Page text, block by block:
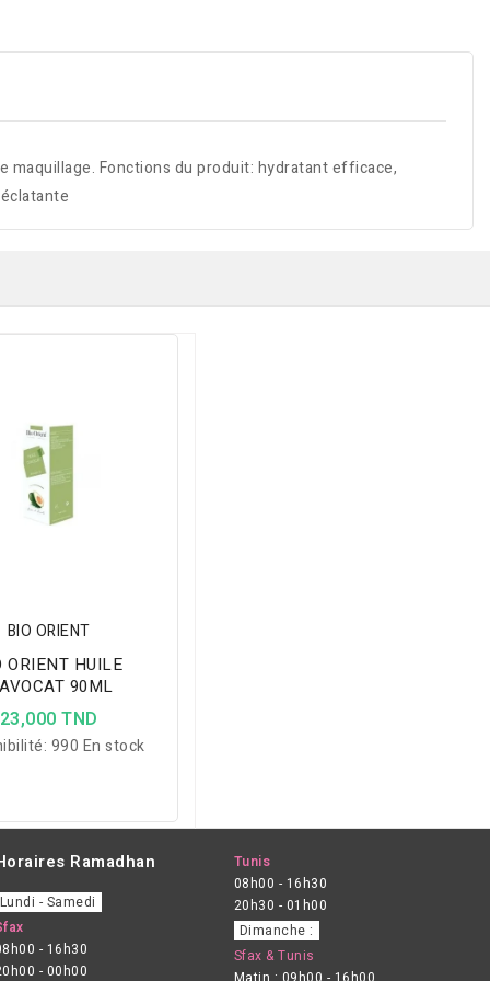
maquillage. Fonctions du produit: hydratant efficace,
BIO ORIENT
ORIENT HUILE
90ML
23,000 TND
990 En stock
Ramadhan
Lundi - Samedi
- 16h30
- 00h00
Tunis
08h00 - 16h30
20h30 - 01h00
Dimanche :
Sfax & Tunis